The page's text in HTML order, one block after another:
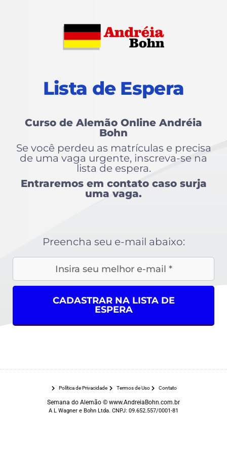
Lista de Espera
Curso de Alemão Online Andréia
Bohn
Se você perdeu as matrículas e precisa
de uma vaga urgente, inscreva-se na
lista de espera.
Entraremos em contato caso surja
uma vaga.
Preencha seu e-mail abaixo:
CADASTRAR NA LISTA DE
ESPERA
Política de Privacidade Termos de Uso Contato
Semana do Alemão © www.AndreiaBohn.com.br
A L Wagner e Bohn Ltda. CNPJ: 09.652.557/0001-81